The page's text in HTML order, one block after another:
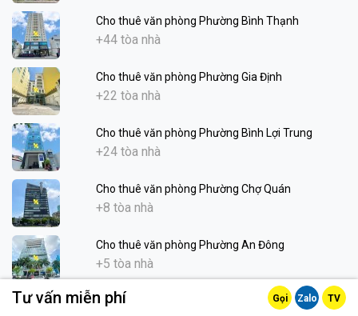
Cho thuê văn phòng Phường Bình Thạnh
+44 tòa nhà
Cho thuê văn phòng Phường Gia Định
+22 tòa nhà
Cho thuê văn phòng Phường Bình Lợi Trung
+24 tòa nhà
Cho thuê văn phòng Phường Chợ Quán
+8 tòa nhà
Cho thuê văn phòng Phường An Đông
+5 tòa nhà
Cho thuê văn phòng Phường Chợ Lớn
Tư vấn miễn phí Gọi Zalo TV